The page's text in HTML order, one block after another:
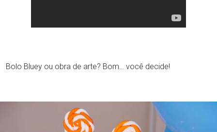
Bolo Bluey ou obra de arte? Bom… você decide!